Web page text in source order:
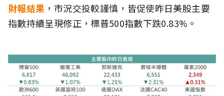
財報結果 ，市況交投較謹慎，皆促使昨日美股主要
指數持續呈現修正，標普500指數下跌0.83%。